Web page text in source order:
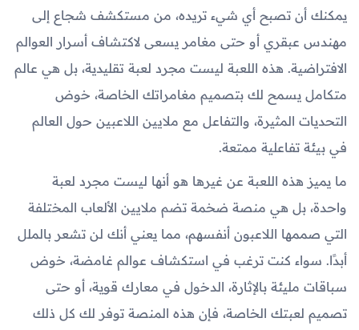
يمكنك أن تصبح أي شيء تريده، من مستكشف شجاع إلى
مهندس عبقري أو حتى مغامر يسعى لاكتشاف أسرار العوالم
الافتراضية. هذه اللعبة ليست مجرد لعبة تقليدية، بل هي عالم
متكامل يسمح لك بتصميم مغامراتك الخاصة، خوض
التحديات المثيرة، والتفاعل مع ملايين اللاعبين حول العالم
في بيئة تفاعلية ممتعة.
ما يميز هذه اللعبة عن غيرها هو أنها ليست مجرد لعبة
واحدة، بل هي منصة ضخمة تضم ملايين الألعاب المختلفة
التي صممها اللاعبون أنفسهم، مما يعني أنك لن تشعر بالملل
أبدًا. سواء كنت ترغب في استكشاف عوالم غامضة، خوض
سباقات مليئة بالإثارة، الدخول في معارك قوية، أو حتى
تصميم لعبتك الخاصة، فإن هذه المنصة توفر لك كل ذلك